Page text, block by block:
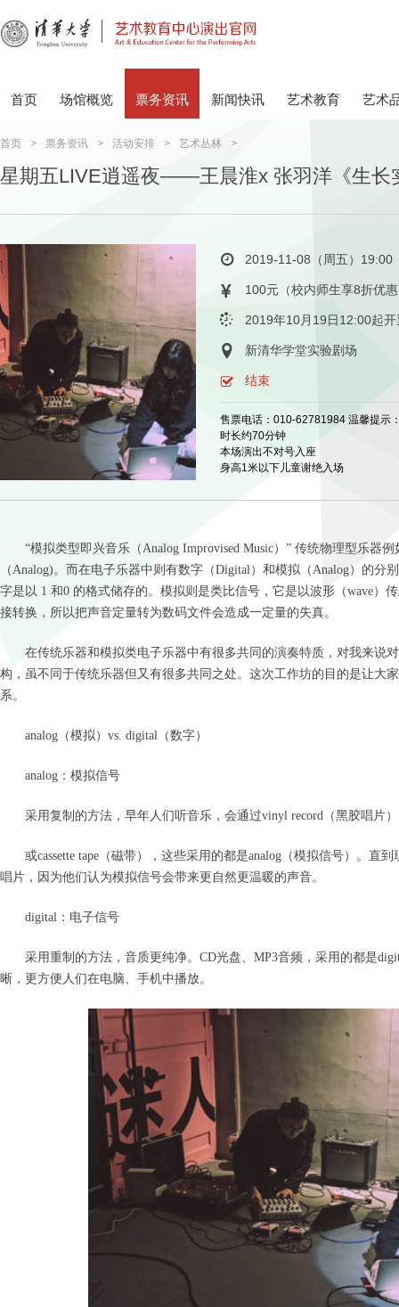
首页 场馆概览 票务资讯 新闻快讯 艺术教育 艺术
首页 > 票务资讯 > 活动安排 > 艺术丛林 >
星期五LIVE逍遥夜——王晨淮x 张羽洋《生长
2019-11-08（周五）19:00
100元（校内师生享8折优
2019年10月19日12:00起开
新清华学堂实验剧场
结束
售票电话：010-62781984 温馨提示
时长约70分钟
本场演出不对号入座
身高1米以下儿童谢绝入场
“模拟类型即兴音乐（Analog Improvised Music）” 传统物理型乐器
（Analog)。而在电子乐器中则有数字（Digital）和模拟（Analog）的分
字是以 1 和0 的格式储存的。模拟则是类比信号，它是以波形（wave）
接转换，所以把声音定量转为数码文件会造成一定量的失真。
在传统乐器和模拟类电子乐器中有很多共同的演奏特质，对我来说
构，虽不同于传统乐器但又有很多共同之处。这次工作坊的目的是让大
系。
analog （模拟） vs. digital （数字）
analog ：模拟信号
采用复制的方法，早年人们听音乐，会通过vinyl record （黑胶唱片）
或cassette tape （磁带），这些采用的都是analog （模拟信号）。直
唱片，因为他们认为模拟信号会带来更自然更温暖的声音。
digital ：电子信号
采用重制的方法，音质更纯净。 CD光盘、 MP3音频，采用的都是
晰，更方便人们在电脑、手机中播放。